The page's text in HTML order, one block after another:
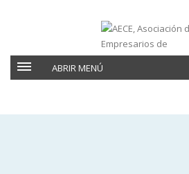
ABRIR MENÚ